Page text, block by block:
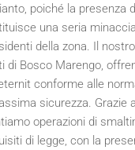
poiché la presenza
una seria
della zona. Il
di Bosco Marengo,
conforme alle
sicurezza. Grazie
operazioni di
di legge, con la